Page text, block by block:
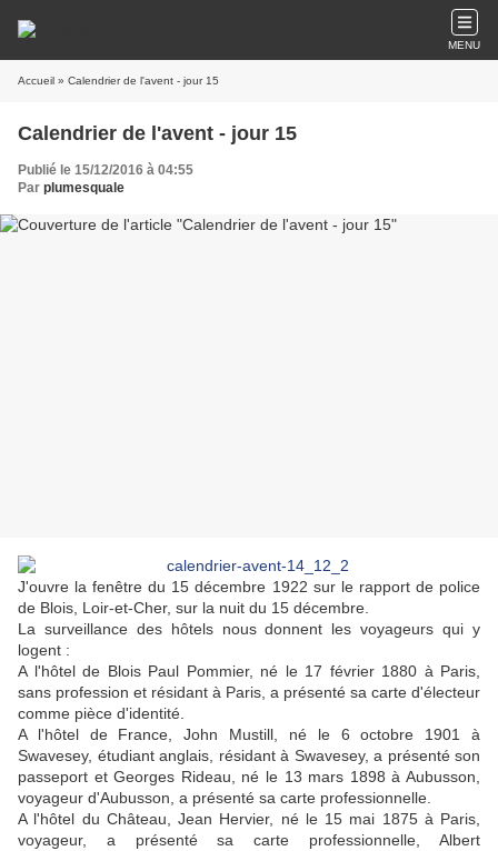
MENU
Accueil » Calendrier de l'avent - jour 15
Calendrier de l'avent - jour 15
Publié le 15/12/2016 à 04:55
Par plumesquale
J'ouvre la fenêtre du 15 décembre 1922 sur le rapport de police
de Blois, Loir-et-Cher, sur la nuit du 15 décembre.
La surveillance des hôtels nous donnent les voyageurs qui y
logent :
A l'hôtel de Blois Paul Pommier, né le 17 février 1880 à Paris,
sans profession et résidant à Paris, a présenté sa carte d'électeur
comme pièce d'identité.
A l'hôtel de France, John Mustill, né le 6 octobre 1901 à
Swavesey, étudiant anglais, résidant à Swavesey, a présenté son
passeport et Georges Rideau, né le 13 mars 1898 à Aubusson,
voyageur d'Aubusson, a présenté sa carte professionnelle.
A l'hôtel du Château, Jean Hervier, né le 15 mai 1875 à Paris,
voyageur, a présenté sa carte professionnelle, Albert